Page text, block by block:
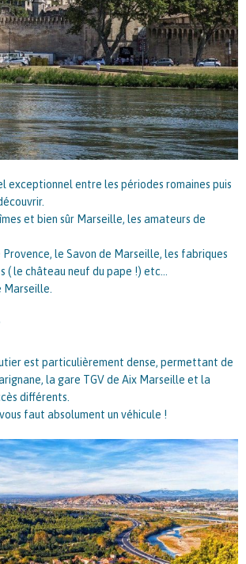
exceptionnel entre les périodes romaines puis
et bien sûr Marseille, les amateurs de
le Savon de Marseille, les fabriques
( le château neuf du pape !) etc…
Marseille.
est particulièrement dense, permettant de
la gare TGV de Aix Marseille et la
différents.
faut absolument un véhicule !